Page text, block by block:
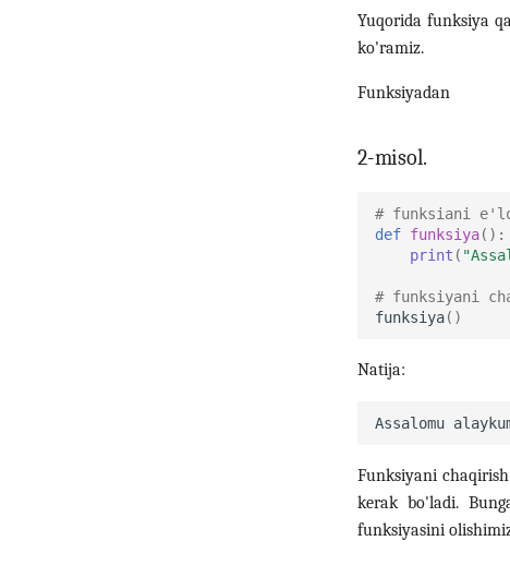
Yuqorida funksiya
ko'ramiz.
Funksiyadan
2-misol.
# funksiani
def funksiya():
print (
# funksiyani
funksiya()
Natija:
Funksiyani
kerak bo'ladi.
funksiyasini